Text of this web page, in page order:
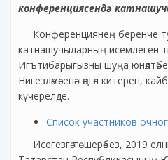
конференциясендә
Конференциянең беренче
катнашучыларның исемлеген
Игътибарыгызны шуңа
Нигезләмәсенә тәңгәл китереп,
күчерелде.
Список участников
Исегезгә төшерәбез, 2019